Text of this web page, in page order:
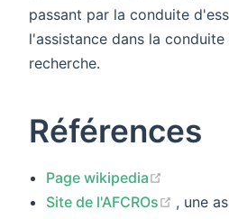
passant par la conduite
l'assistance dans la
recherche.
Références
Page wikipedia
Site de l'AFCROs
, une